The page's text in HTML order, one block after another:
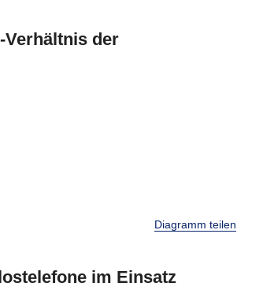
der
Diagramm teilen
im Einsatz